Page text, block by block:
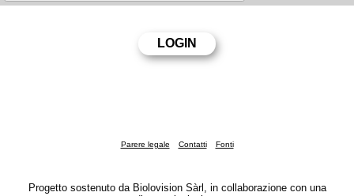
Parere legale Contatti Fonti
Progetto sostenuto da Biolovision Sàrl, in collaborazione con una